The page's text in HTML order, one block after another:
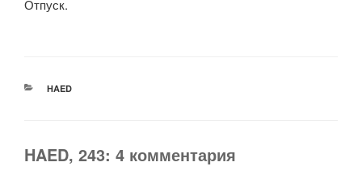
Отпуск.
РУБРИКИ
HAED
HAED, 243: 4 комментария